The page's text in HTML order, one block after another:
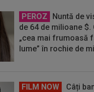
PEROZ
Nuntă de
de 64 de milioane $.
„cea mai frumoasă
lume” în rochie de
FILM NOW
Câți